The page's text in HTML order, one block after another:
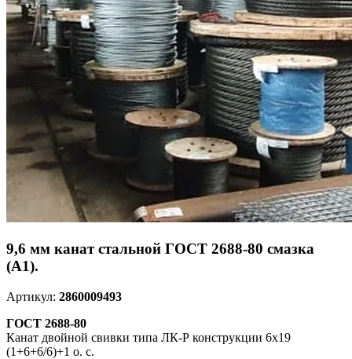
9,6 мм канат стальной ГОСТ 2688-80 смазка
(А1).
Артикул: 2860009493
ГОСТ 2688-80
Канат двойной свивки типа ЛК-Р конструкции 6х19
(1+6+6/6)+1 о. с.